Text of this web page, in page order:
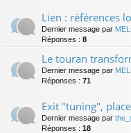
Lien : références
Dernier message par
Réponses : 8
Le touran
Dernier message par
Réponses : 71
Exit "tuning",
Dernier message par
Réponses : 18